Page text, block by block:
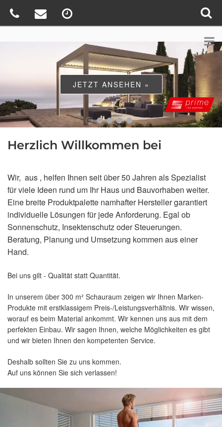
JETZT ERLEBEN »
Herzlich Willkommen bei
Wir, aus , helfen Ihnen seit über 50 Jahren als Spezialist
für viele Ideen rund um Ihr Haus und Bauvorhaben weiter.
Eine breite Produktpalette namhafter Hersteller garantiert
individuelle Lösungen für jede Anforderung. Egal ob
Sonnenschutz, Insektenschutz oder Steuerungen.
Beratung, Planung und Umsetzung kommen aus einer
Hand.
Bei uns gilt - Qualität statt Quantität.
In unserem über 300 m² Schauraum zeigen wir Ihnen Marken-
Produkte mit erstklassigem Preis-/Leistungsverhältnis. Wir wissen,
worauf es beim Material ankommt. Wir kennen uns aus mit dem
perfekten Einbau. Wir sagen Ihnen, welche Möglichkeiten es gibt
und wir bieten Ihnen den kompetenten Service.
Deshalb sollten Sie zu uns kommen.
Auf uns können Sie sich verlassen!